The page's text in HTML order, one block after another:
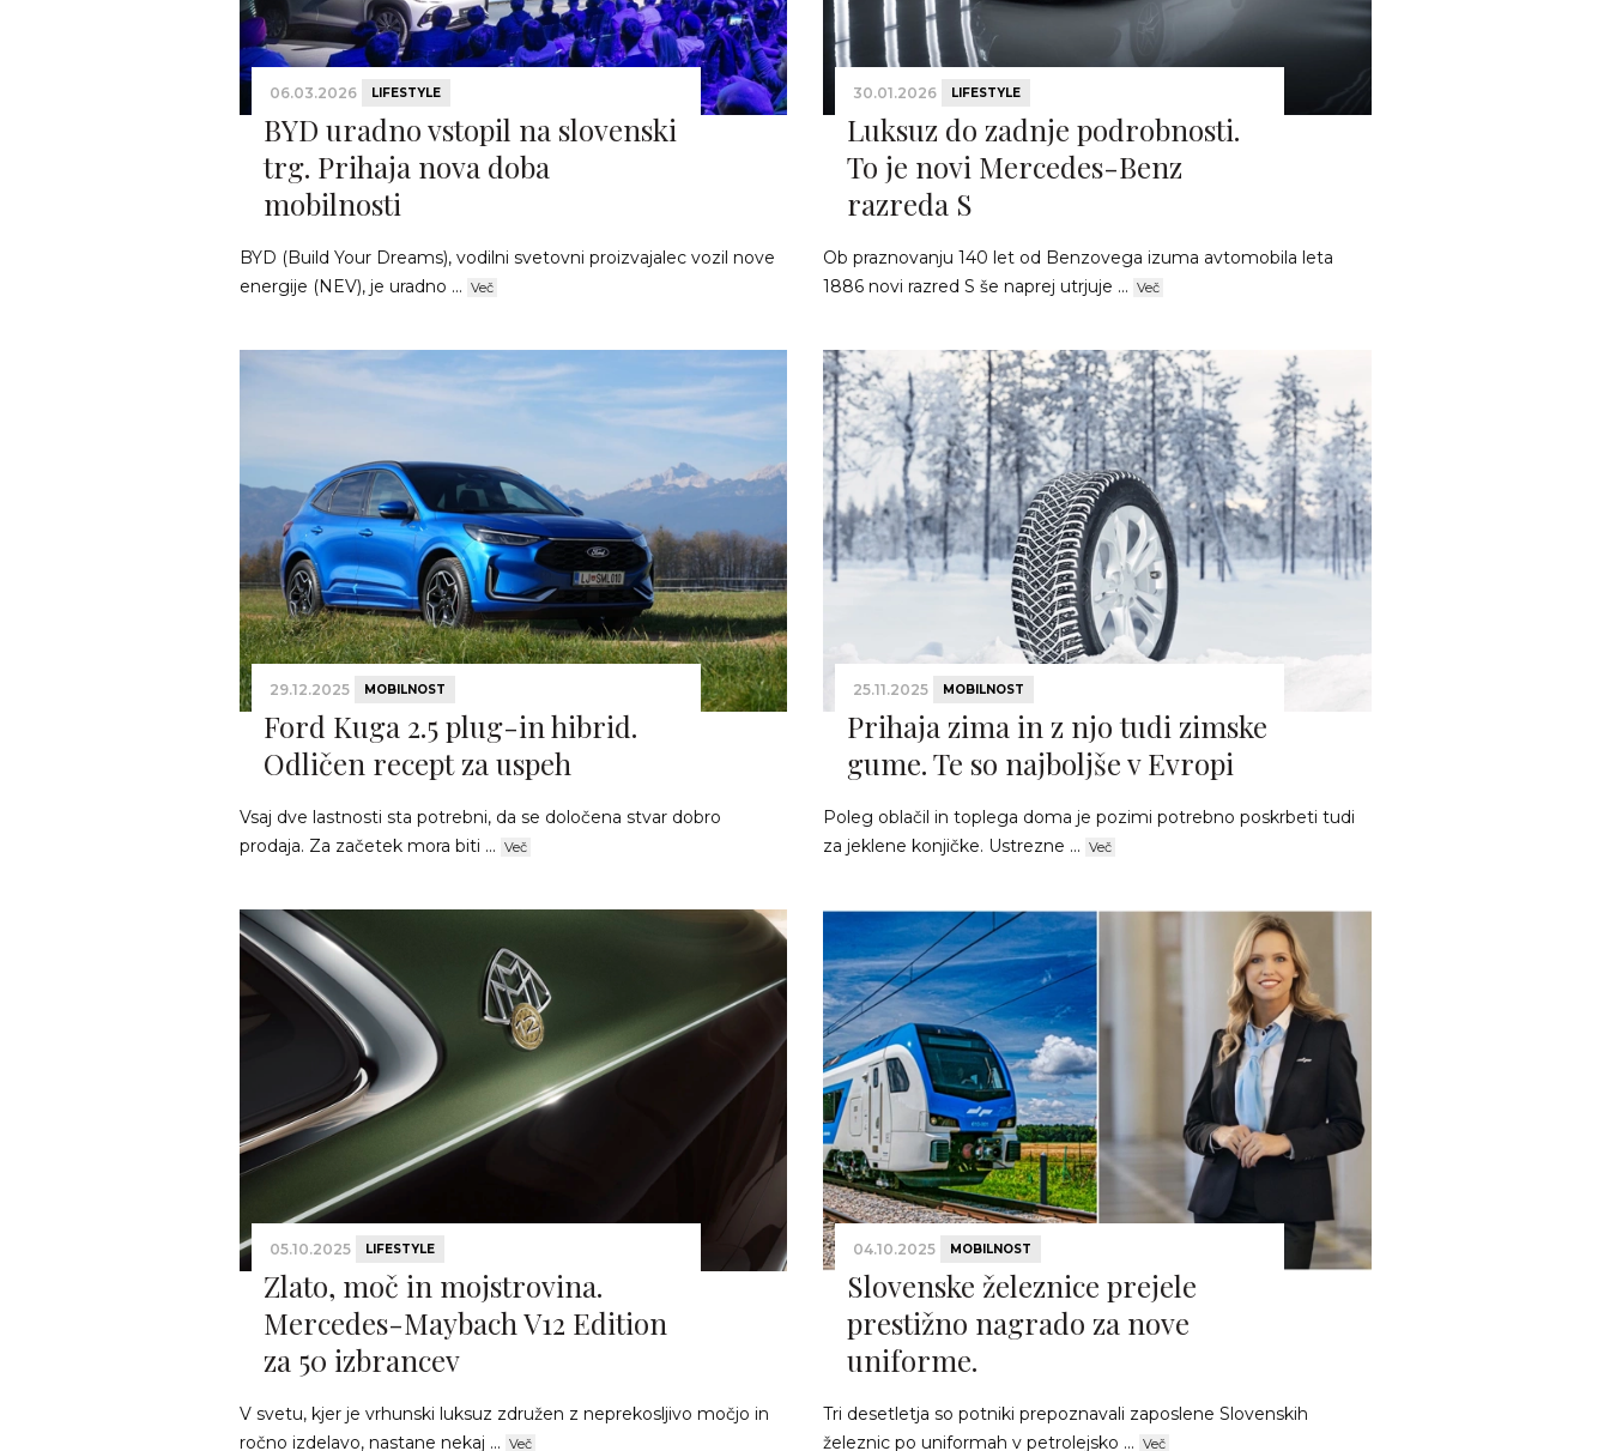
06.03.2026 LIFESTYLE
BYD uradno vstopil na slovenski
trg. Prihaja nova doba
mobilnosti
BYD (Build Your Dreams), vodilni svetovni proizvajalec vozil nove
energije (NEV), je uradno ... Več
30.01.2026 LIFESTYLE
Luksuz do zadnje podrobnosti.
To je novi Mercedes-Benz
razreda S
Ob praznovanju 140 let od Benzovega izuma avtomobila leta
1886 novi razred S še naprej utrjuje ... Več
29.12.2025 MOBILNOST
Ford Kuga 2.5 plug-in hibrid.
Odličen recept za uspeh
Vsaj dve lastnosti sta potrebni, da se določena stvar dobro
prodaja. Za začetek mora biti ... Več
25.11.2025 MOBILNOST
Prihaja zima in z njo tudi zimske
gume. Te so najboljše v Evropi
Poleg oblačil in toplega doma je pozimi potrebno poskrbeti tudi
za jeklene konjičke. Ustrezne ... Več
05.10.2025 LIFESTYLE
Zlato, moč in mojstrovina.
Mercedes-Maybach V12 Edition
za 50 izbrancev
V svetu, kjer je vrhunski luksuz združen z neprekosljivo močjo in
ročno izdelavo, nastane nekaj ... Več
04.10.2025 MOBILNOST
Slovenske železnice prejele
prestižno nagrado za nove
uniforme.
Tri desetletja so potniki prepoznavali zaposlene Slovenskih
železnic po uniformah v petrolejsko ... Več